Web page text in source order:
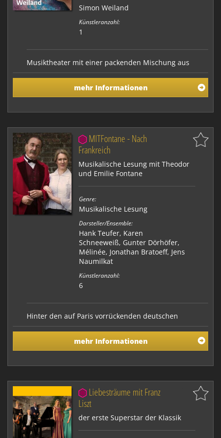
Simon Weiland
Künstleranzahl:
1
Musiktheater mit einer packenden Mischung aus
Musik, Sprachakrobatik und Schauspiel. Die
nackte Leben, der sichere Tod. Und dann? Die Seele
lebt im Schöpferischen. Nicht nur das Sein ist ewig,
mehr Informationen
MITFontane - Nach
Frankreich
Musikalische Lesung mit Theodor
und Emilie Fontane
Genre:
Musikalische Lesung
Darsteller/Ensemble:
Hank Teufer, Karen
Schneeweiß, Gunter Dörhöfer,
Mélinée, Jonathan Bratoeff, Jens
Naumilkat
Künstleranzahl:
6
Hinter den auf Paris vorrückenden deutschen
Truppen reist Theodor Fontane im Oktober 1870 nach
Frankreich. Er will über den Krieg berichten. Aber er
ist zu sorglos. Von Freischärlern wird er
festgenommen. Von einem Gefängnis zum nächsten
mehr Informationen
Liebesträume mit Franz
Liszt
der erste Superstar der Klassik